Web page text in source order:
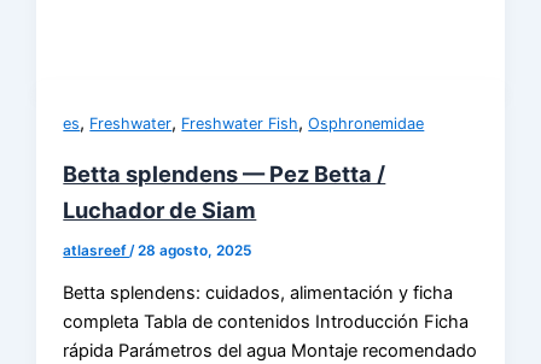
es, Freshwater, Freshwater Fish,Osphronemidae
Betta splendens — Pez Betta /
Luchador de Siam
atlasreef /28 agosto, 2025
Betta splendens: cuidados, alimentación y ficha
completa Tabla de contenidos Introducción Ficha
rápida Parámetros del agua Montaje recomendado